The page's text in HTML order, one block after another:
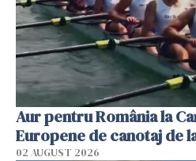
Aur pentru România la
Europene de canotaj de
02 AUGUST 2026